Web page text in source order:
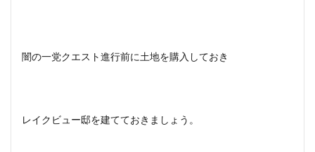
闇の一党クエスト進行前に土地を購入しておき
レイクビュー邸を建てておきましょう。